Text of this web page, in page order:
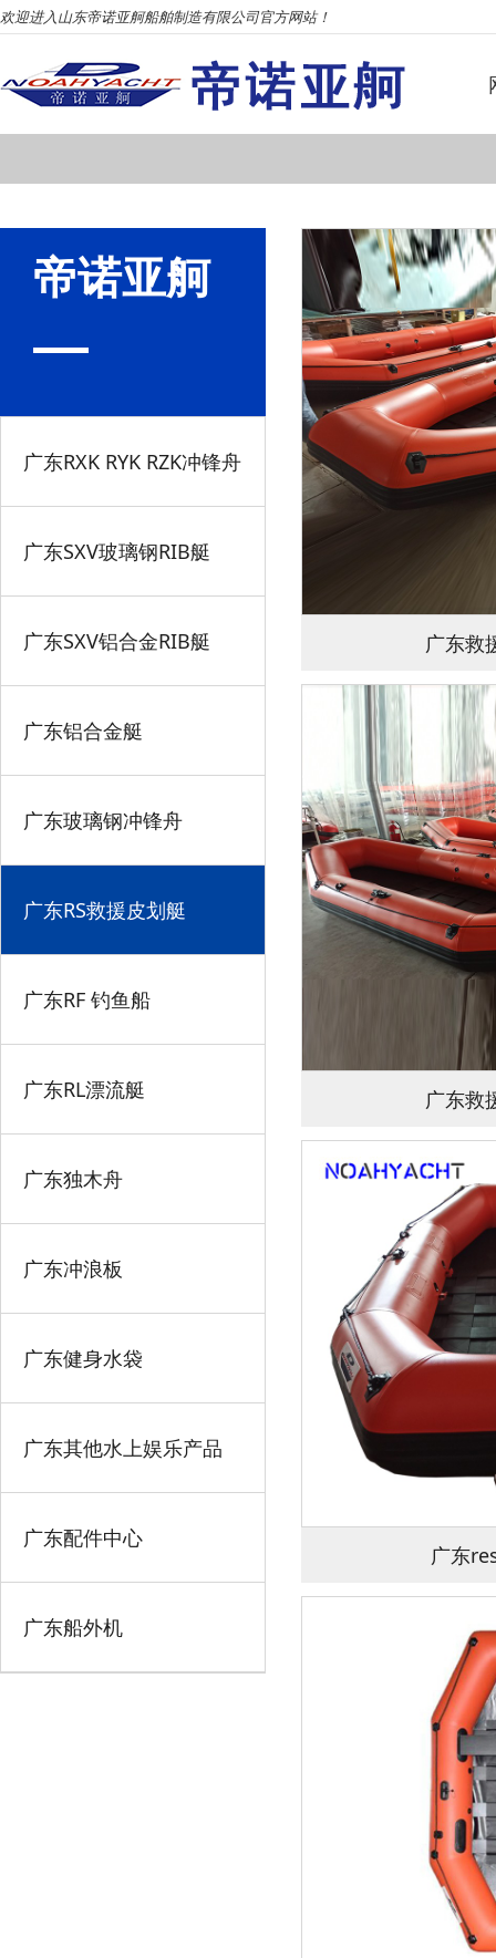
欢迎进入山东帝诺亚舸船舶制造有限公司官方网站！
帝诺亚舸
广东RXK RYK RZK冲锋舟
广东SXV玻璃钢RIB艇
广东SXV铝合金RIB艇
广东铝合金艇
广东玻璃钢冲锋舟
广东RS救援皮划艇
广东RF 钓鱼船
广东RL漂流艇
广东独木舟
广东冲浪板
广东健身水袋
广东其他水上娱乐产品
广东配件中心
广东船外机
广东救
广东救
广东